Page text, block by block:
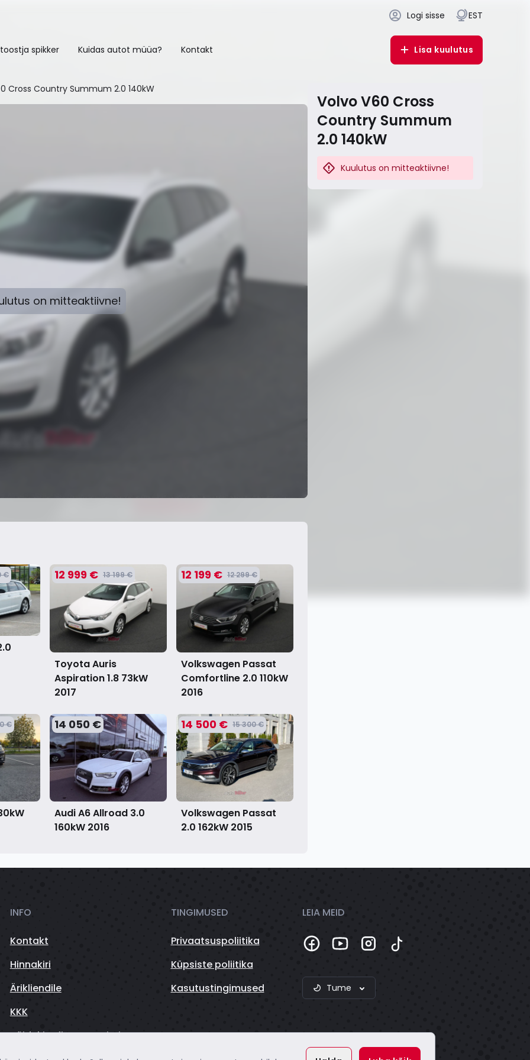
Logi sisse EST
spikker Kuidas autot müüa? Kontakt Lisa kuulutus
Cross Country Summum 2.0 140kW
on mitteaktiivne!
€ 12 999 € 13 199 €
Toyota Auris
Aspiration 1.8 73kW
2017
12 199 € 12 299 €
Volkswagen Passat
Comfortline 2.0 110kW
2016
€ 14 050 €
Audi A6 Allroad 3.0
160kW 2016
14 500 € 15 300 €
Volkswagen Passat
2.0 162kW 2015
Volvo V60 Cross
Country Summum
2.0 140kW
Kuulutus on mitteaktiivne!
INFO
Kontakt
Hinnakiri
Ärikliendile
KKK
Sõidukite finantseerimine
TINGIMUSED
Privaatsuspoliitika
Küpsiste poliitika
Kasutustingimused
LEIA MEID
Tume